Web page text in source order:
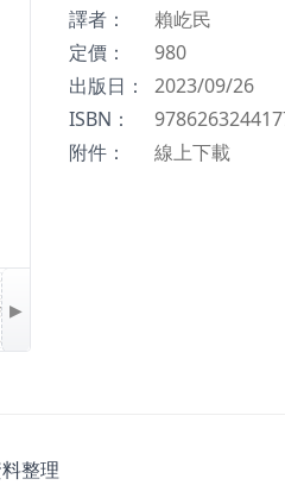
▶
譯者：
賴屹民
定價：
980
出版日：
2023/09/26
ISBN：
附件：
線上下載
整理